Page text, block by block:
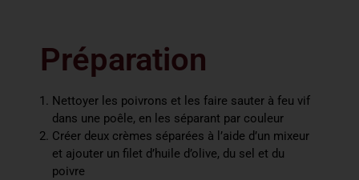
Préparation
Nettoyer les poivrons et les faire sauter à feu vif
dans une poêle, en les séparant par couleur
Créer deux crèmes séparées à l’aide d’un mixeur
et ajouter un filet d’huile d’olive, du sel et du
poivre